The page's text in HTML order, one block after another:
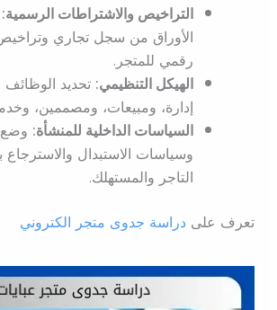
التراخيص والاشتراطات الرسمية:
الأوراق من سجل تجاري وتراخيص
رقمي للمتجر.
الهيكل التنظيمي:تحديد الوظائف
إدارة، ومبيعات، ومصممين،
السياسات الداخلية للمنشأة:وضع
وسياسات الاستبدال
التاجر والمستهلك.
تعرف على دراسة جدوى متجر الكتروني